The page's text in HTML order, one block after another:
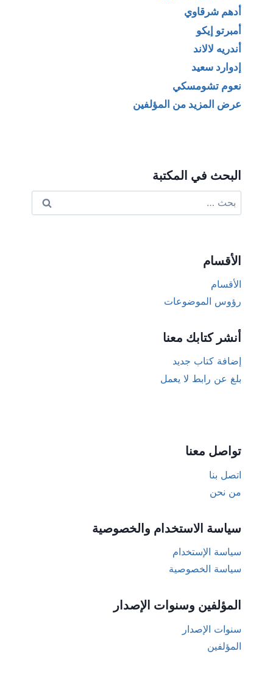
أدهم شرقاوي
أمبرتو إيكو
أندريه لالاند
إدوارد سعيد
نعوم تشومسكي
عرض المزيد من المؤلفين
البحث في المكتبة
عن:
الأقسام
الأقسام
رؤوس الموضوعات
أنشر كتابك معنا
إضافة كتاب جديد
بلغ عن رابط لا يعمل
تواصل معنا
اتصل بنا
من نحن
سياسة الاستخدام والخصوصية
سياسة الإستخدام
سياسة الخصوصية
المؤلفين وسنوات الإصدار
سنوات الإصدار
المؤلفين